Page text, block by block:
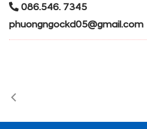
086.546. 7345
phuongngockd05@gmail.com